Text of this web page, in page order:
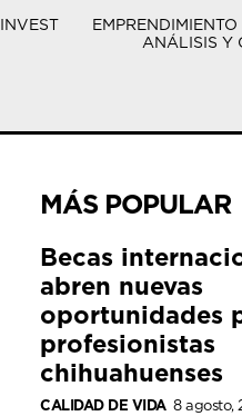
INVEST EMPRENDIMIENTO
ANÁLISIS Y
MÁS POPULAR
Becas
abren nuevas
oportunidades
profesionistas
chihuahuenses
CALIDAD DE VIDA 8 agosto,